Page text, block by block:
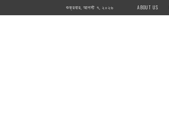
to
শুক্রবার, আগস্ট ৭, ২০২৬ ABOUT US